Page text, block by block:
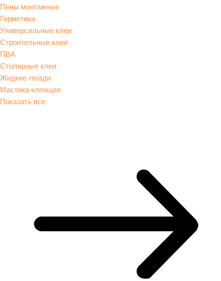
Пены монтажные
Герметики
Универсальные клеи
Строительные клеи
ПВА
Столярные клеи
Жидкие гвозди
Мастика клеящая
Показать все